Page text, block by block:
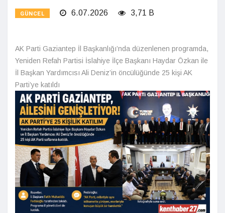
GÜNCEL 6.07.2026 3,71 B
AK Parti Gaziantep İl Başkanlığı’nda düzenlenen programda,
Yeniden Refah Partisi İslahiye İlçe Başkanı Haydar Özkan ile
İl Başkan Yardımcısı Ali Deniz’in öncülüğünde 25 kişi AK
Parti’ye katıldı